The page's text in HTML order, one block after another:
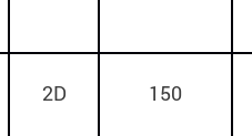
2D 150